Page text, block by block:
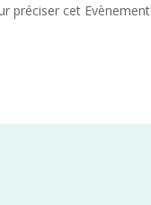
préciser cet Evènement